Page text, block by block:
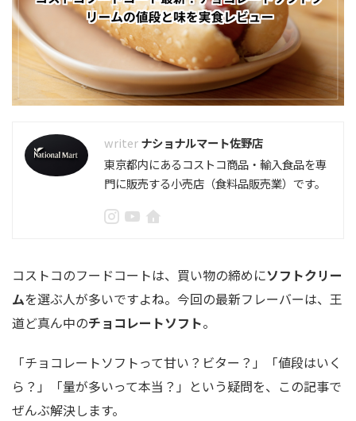
ナショナルマート佐野店
東京都内にあるコストコ商品・輸入食品を専
門に販売する小売店（食料品販売業）です。
コストコのフードコートは、買い物の締めにソフトクリー
ムを選ぶ人が多いですよね。今回の最新フレーバーは、王
道ど真ん中のチョコレートソフト。
「チョコレートソフトって甘い？ビター？」「値段はいく
ら？」「量が多いって本当？」という疑問を、この記事で
ぜんぶ解決します。